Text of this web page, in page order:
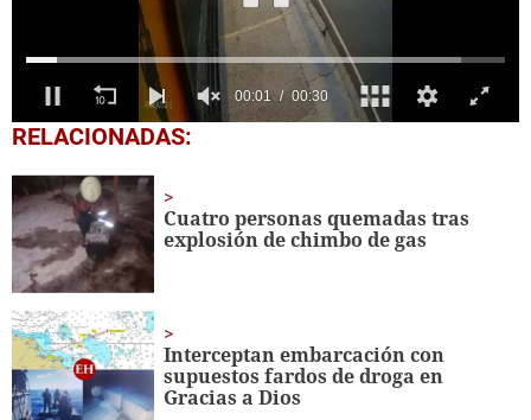
0
seconds
30
seconds
RELACIONADAS:
Cuatro personas quemadas tras
explosión de chimbo de gas
Interceptan embarcación con
supuestos fardos de droga en
Gracias a Dios